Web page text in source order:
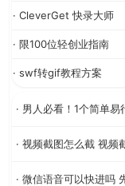
· CleverGet 快录大师
· 限100位轻创业指南
· swf转gif教程方案
· 男人必看！1个简单易
· 视频截图怎么截 视频
· 微信语音可以快进吗